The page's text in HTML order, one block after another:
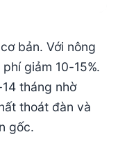
bản. Với nông
giảm 10-15%.
tháng nhờ
thoát đàn và
gốc.